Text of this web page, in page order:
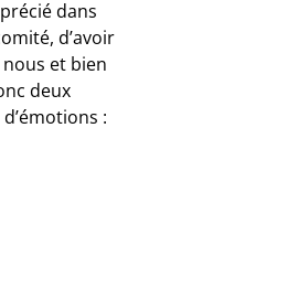
dans
d’avoir
et bien
deux
: